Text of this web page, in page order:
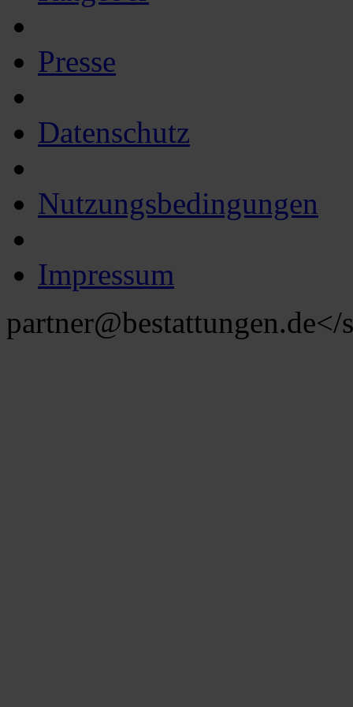
Presse
Datenschutz
Nutzungsbedingungen
Impressum
partner@bestattungen.de</